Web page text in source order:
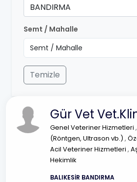
BANDIRMA
Semt / Mahalle
Temizle
Gür Vet
Genel Veteriner Hizmetleri ,
(Röntgen, Ultrason vb.) ,
Acil Veteriner Hizmetleri ,
Hekimlik
BALIKESİR BANDIRMA